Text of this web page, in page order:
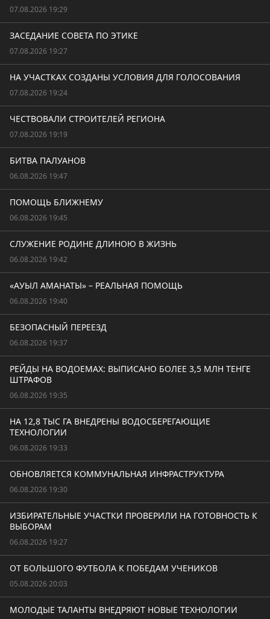
07.08.2026 19:29
ЗАСЕДАНИЕ СОВЕТА ПО ЭТИКЕ
07.08.2026 19:27
НА УЧАСТКАХ СОЗДАНЫ УСЛОВИЯ ДЛЯ ГОЛОСОВАНИЯ
07.08.2026 19:24
ЧЕСТВОВАЛИ СТРОИТЕЛЕЙ РЕГИОНА
07.08.2026 19:19
БИТВА ПАЛУАНОВ
06.08.2026 19:47
ПОМОЩЬ БЛИЖНЕМУ
06.08.2026 19:45
СЛУЖЕНИЕ РОДИНЕ ДЛИНОЮ В ЖИЗНЬ
06.08.2026 19:42
«АУЫЛ АМАНАТЫ» – РЕАЛЬНАЯ ПОМОЩЬ
06.08.2026 19:40
БЕЗОПАСНЫЙ ПЕРЕЕЗД
06.08.2026 19:37
РЕЙДЫ НА ВОДОЕМАХ: ВЫПИСАНО БОЛЕЕ 3,5 МЛН ТЕНГЕ
ШТРАФОВ
06.08.2026 19:35
НА 12,8 ТЫС ГА ВНЕДРЕНЫ ВОДОСБЕРЕГАЮЩИЕ
ТЕХНОЛОГИИ
06.08.2026 19:33
ОБНОВЛЯЕТСЯ КОММУНАЛЬНАЯ ИНФРАСТРУКТУРА
06.08.2026 19:30
ИЗБИРАТЕЛЬНЫЕ УЧАСТКИ ПРОВЕРИЛИ НА ГОТОВНОСТЬ К
ВЫБОРАМ
06.08.2026 19:27
ОТ БОЛЬШОГО ФУТБОЛА К ПОБЕДАМ УЧЕНИКОВ
05.08.2026 20:03
МОЛОДЫЕ ТАЛАНТЫ ВНЕДРЯЮТ НОВЫЕ ТЕХНОЛОГИИ